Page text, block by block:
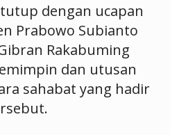
dengan ucapan
Prabowo Subianto
Rakabuming
dan utusan
sahabat yang hadir